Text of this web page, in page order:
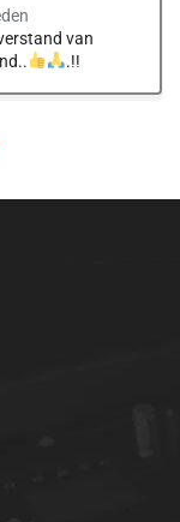
van
.!!